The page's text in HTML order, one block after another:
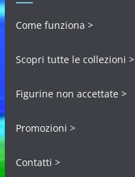
Come funziona >
Scopri tutte le collezioni >
Figurine non accettate >
Promozioni >
Contatti >